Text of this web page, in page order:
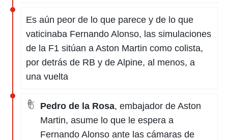
Es aún peor de lo que parece y de lo que
vaticinaba Fernando Alonso, las simulaciones
de la F1 sitúan a Aston Martin como colista,
por detrás de RB y de Alpine, al menos, a
una vuelta
Pedro de la Rosa, embajador de Aston
Martin, asume lo que le espera a
Fernando Alonso ante las cámaras de